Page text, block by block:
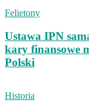
Felietony
Ustawa IPN
kary finansowe
Polski
Historia